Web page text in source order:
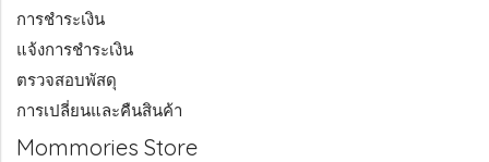
การชำระเงิน
แจ้งการชำระเงิน
ตรวจสอบพัสดุ
การเปลี่ยนและคืนสินค้า
Mommories Store